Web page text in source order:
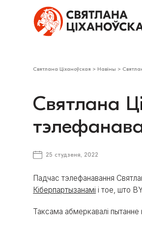
Святлана Ціханоўская > Навіны >
Святлана
25 студзеня, 2022
Падчас тэлефанавання
Кіберпартызанамі і тое, што
Таксама абмеркавалі